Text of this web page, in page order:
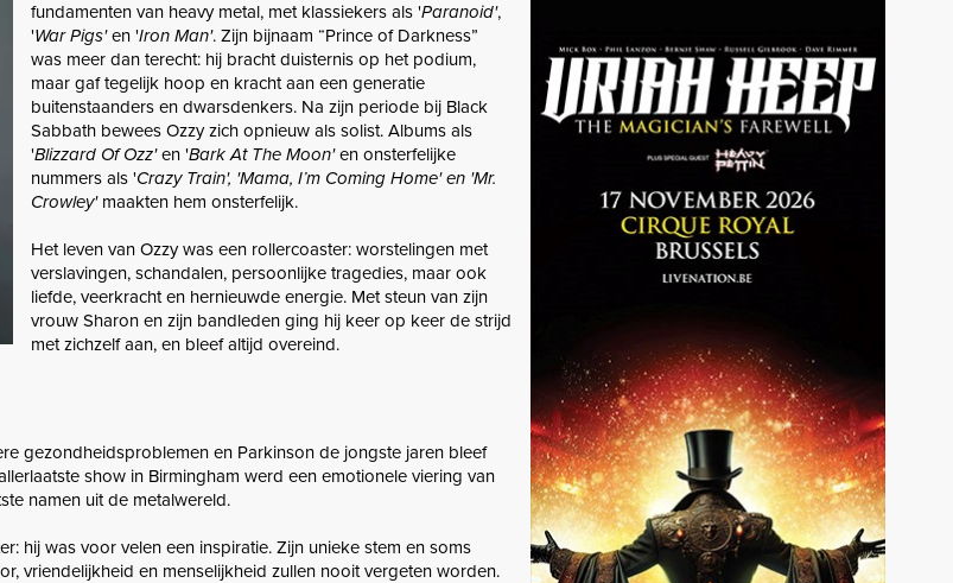
fundamenten van heavy metal, met klassiekers als 'Paranoid',
'War Pigs'en 'Iron Man'. Zijn bijnaam “Prince of Darkness”
was meer dan terecht: hij bracht duisternis op het podium,
maar gaf tegelijk hoop en kracht aan een generatie
buitenstaanders en dwarsdenkers. Na zijn periode bij Black
Sabbath bewees Ozzy zich opnieuw als solist. Albums als
'Blizzard Of Ozz'en 'Bark At The Moon'en onsterfelijke
nummers als 'Crazy Train', 'Mama, I’m Coming Home' en 'Mr.
Crowley'maakten hem onsterfelijk.
Het leven van Ozzy was een rollercoaster: worstelingen met
verslavingen, schandalen, persoonlijke tragedies, maar ook
liefde, veerkracht en hernieuwde energie. Met steun van zijn
vrouw Sharon en zijn bandleden ging hij keer op keer de strijd
met zichzelf aan, en bleef altijd overeind.
gezondheidsproblemen en Parkinson de jongste jaren bleef
show in Birmingham werd een emotionele viering van
namen uit de metalwereld.
hij was voor velen een inspiratie. Zijn unieke stem en soms
vriendelijkheid en menselijkheid zullen nooit vergeten worden.